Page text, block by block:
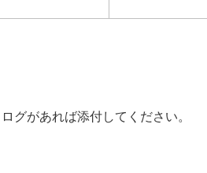
グがあれば添付してください。